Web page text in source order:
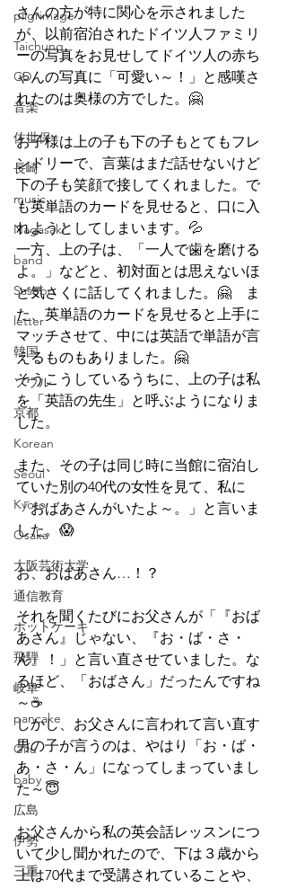
pilgrimage
Taichung
CD
音楽
佐世保
長崎
music
Nagasaki
band
Sasebo
letter
韓国
ソウル
京都
Korean
Seoul
Kyoto
Osaka
大阪芸術大学
通信教育
ホットケーキ
飛騨
岐阜
pancake
Gifu
baby
広島
伊勢
三重
さんの方が特に関心を示されました
が、以前宿泊されたドイツ人ファミリ
ーの写真をお見せしてドイツ人の赤ち
ゃんの写真に「可愛い～！」と感嘆さ
れたのは奥様の方でした。🤗
お子様は上の子も下の子もとてもフレ
ンドリーで、言葉はまだ話せないけど
下の子も笑顔で接してくれました。で
も英単語のカードを見せると、口に入
れようとしてしまいます。💦
一方、上の子は、「一人で歯を磨ける
よ。」などと、初対面とは思えないほ
ど気さくに話してくれました。🤗　ま
た、英単語のカードを見せると上手に
マッチさせて、中には英語で単語が言
えるものもありました。🤗
そうこうしているうちに、上の子は私
を「英語の先生」と呼ぶようになりま
した。
また、その子は同じ時に当館に宿泊し
ていた別の40代の女性を見て、私に
「おばあさんがいたよ～。」と言いま
した。😱
お、おばあさん…！？
それを聞くたびにお父さんが「『おば
あさん』じゃない、『お・ば・さ・
ん』！」と言い直させていました。な
るほど、「おばさん」だったんですね
～☕
しかし、お父さんに言われて言い直す
男の子が言うのは、やはり「お・ば・
あ・さ・ん」になってしまっていまし
た～😇
お父さんから私の英会話レッスンにつ
いて少し聞かれたので、下は３歳から
上は70代まで受講されていることや、